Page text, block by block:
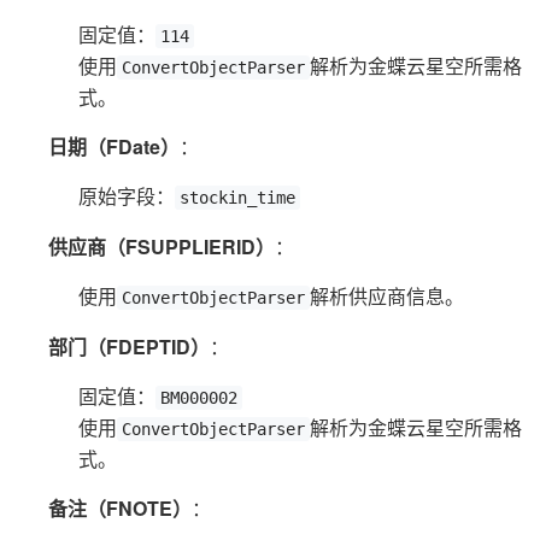
固定值：
114
使用 ConvertObjectParser 解析为金蝶云星空所需格
式。
日期（FDate） ：
原始字段：
stockin_time
供应商（FSUPPLIERID） ：
使用 ConvertObjectParser 解析供应商信息。
部门（FDEPTID） ：
固定值：
BM000002
使用 ConvertObjectParser 解析为金蝶云星空所需格
式。
备注（FNOTE） ：